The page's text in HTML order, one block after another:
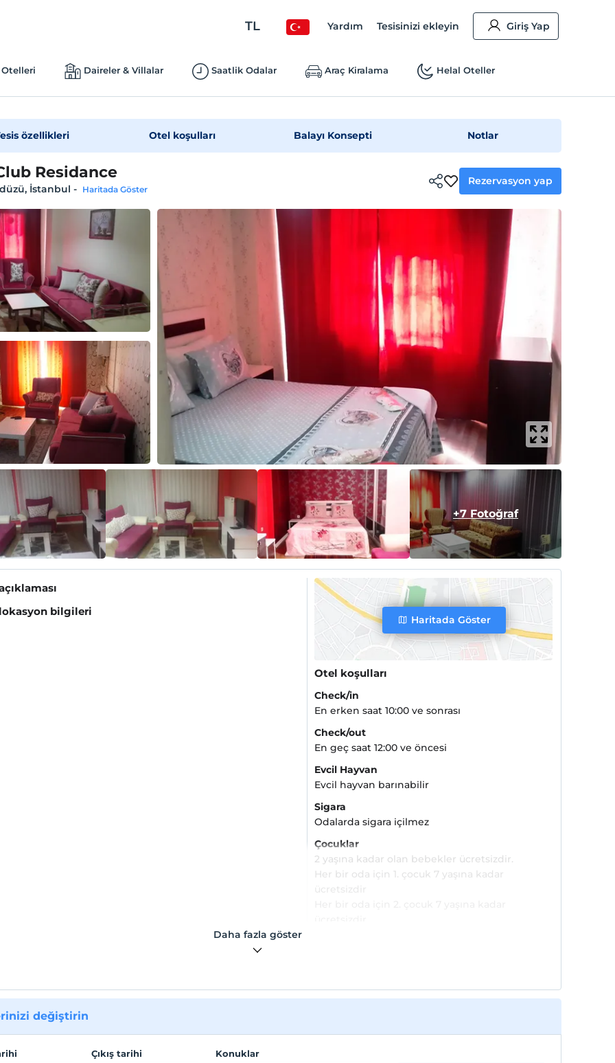
TL Yardım Tesisinizi ekleyin Giriş Yap
Daireler & Villalar Saatlik Odalar Araç Kiralama Helal Oteller
özellikleri Otel koşulları Balayı Konsepti Notlar
Residance
İstanbul - Haritada Göster
Rezervasyon yap
+7 Fotoğraf
bilgileri
Haritada Göster
Otel koşulları
Check/in
En erken saat 10:00 ve sonrası
Check/out
En geç saat 12:00 ve öncesi
Evcil Hayvan
Evcil hayvan barınabilir
Sigara
Odalarda sigara içilmez
Çocuklar
2 yaşına kadar olan bebekler ücretsizdir.
Her bir oda için 1. çocuk 7 yaşına kadar
ücretsizdir
Daha fazla göster
değiştirin
Çıkış tarihi Konuklar